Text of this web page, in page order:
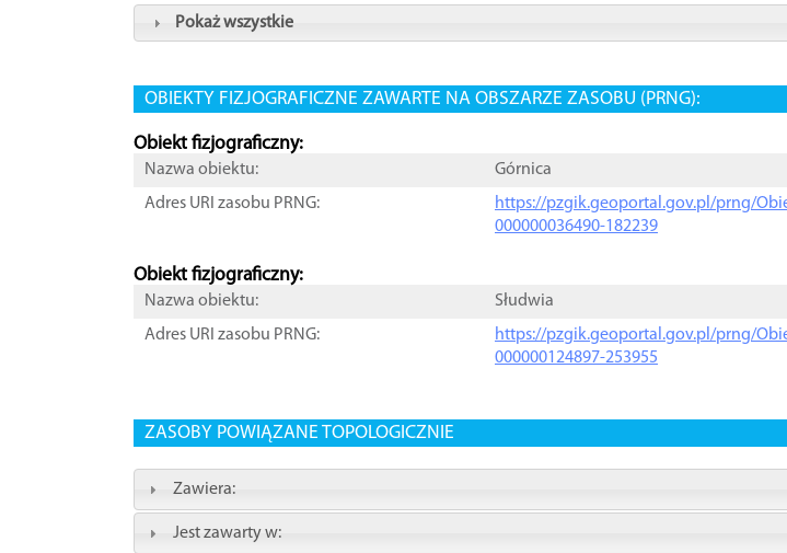
Pokaż wszystkie
OBIEKTY FIZJOGRAFICZNE ZAWARTE NA OBSZARZE ZASOBU (PRNG):
Obiekt fizjograficzny:
Nazwa obiektu:
Górnica
Adres URI zasobu PRNG:
https://pzgik.geoportal.gov.pl/prng/
000000036490-182239
Obiekt fizjograficzny:
Nazwa obiektu:
Słudwia
Adres URI zasobu PRNG:
https://pzgik.geoportal.gov.pl/prng/
000000124897-253955
ZASOBY POWIĄZANE TOPOLOGICZNIE
Zawiera:
Jest zawarty w: